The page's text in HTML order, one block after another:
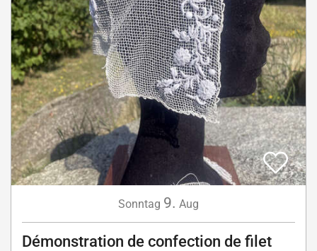
Sonntag 9. Aug
Démonstration de confection de filet